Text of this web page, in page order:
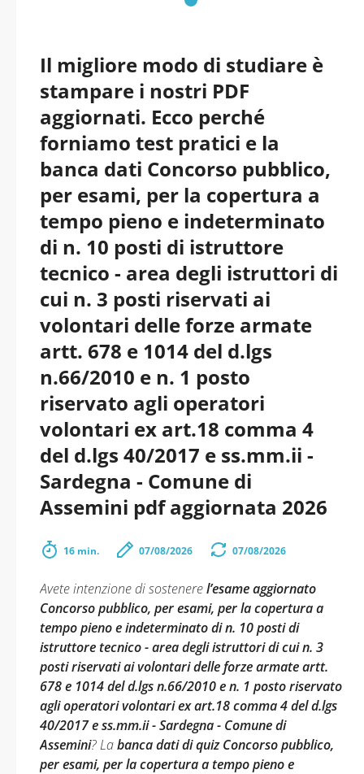
Il migliore modo di studiare è
stampare i nostri PDF
aggiornati. Ecco perché
forniamo test pratici e la
banca dati Concorso pubblico,
per esami, per la copertura a
tempo pieno e indeterminato
di n. 10 posti di istruttore
tecnico - area degli istruttori di
cui n. 3 posti riservati ai
volontari delle forze armate
artt. 678 e 1014 del d.lgs
n.66/2010 e n. 1 posto
riservato agli operatori
volontari ex art.18 comma 4
del d.lgs 40/2017 e ss.mm.ii -
Sardegna - Comune di
Assemini pdf aggiornata 2026
16 min. 07/08/2026 07/08/2026
Avete intenzione di sostenerel’esame aggiornato
Concorso pubblico, per esami, per la copertura a
tempo pieno e indeterminato di n. 10 posti di
istruttore tecnico - area degli istruttori di cui n. 3
posti riservati ai volontari delle forze armate artt.
678 e 1014 del d.lgs n.66/2010 e n. 1 posto riservato
agli operatori volontari ex art.18 comma 4 del d.lgs
40/2017 e ss.mm.ii - Sardegna - Comune di
Assemini? Labanca dati di quiz Concorso pubblico,
per esami, per la copertura a tempo pieno e